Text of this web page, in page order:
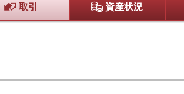
取引 資産状況